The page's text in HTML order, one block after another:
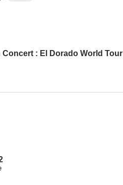
Concert : El Dorado World Tour